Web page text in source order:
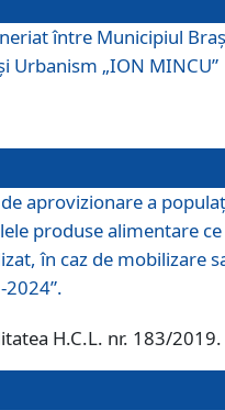
între Municipiul
Urbanism „ION MINCU”
aprovizionare a
produse alimentare ce
în caz de mobilizare
H.C.L. nr. 183/2019.